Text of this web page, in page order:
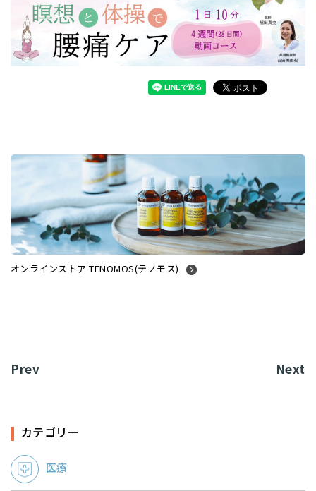
オンラインストア TENOMOS(テノモス)
Prev Next
カテゴリー
医療